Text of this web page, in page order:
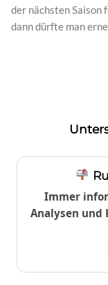
der nächsten Saison
dann dürfte man
Immer
Analysen und